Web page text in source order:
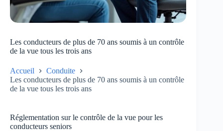
Les conducteurs de plus de 70 ans soumis à un contrôle
de la vue tous les trois ans
Accueil
Conduite
Les conducteurs de plus de 70 ans soumis à un contrôle
de la vue tous les trois ans
Réglementation sur le contrôle de la vue pour les
conducteurs seniors